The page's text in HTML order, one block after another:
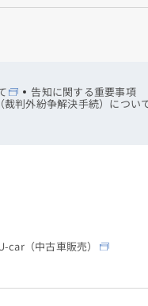
告知に関する重要事項
裁判外紛争解決手続）につい
car（中古車販売）